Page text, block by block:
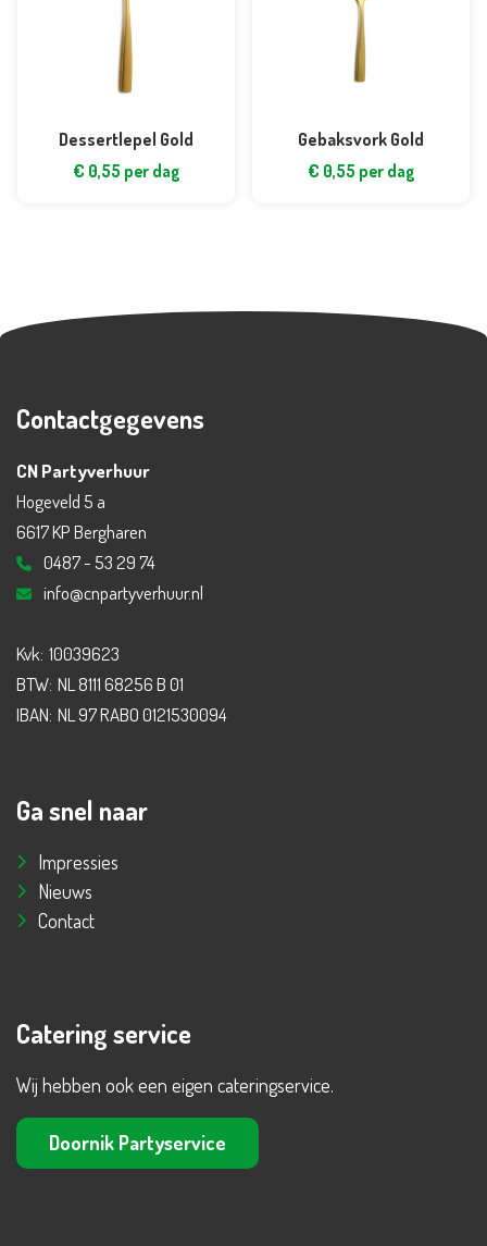
Dessertlepel Gold
€ 0,55 per dag
Gebaksvork Gold
€ 0,55 per dag
Contactgegevens
CN Partyverhuur
Hogeveld 5 a
6617 KP Bergharen
0487 - 53 29 74
info@cnpartyverhuur.nl
Kvk: 10039623
BTW: NL 8111 68256 B 01
IBAN: NL 97 RABO 0121530094
Ga snel naar
Impressies
Nieuws
Contact
Catering service
Wij hebben ook een eigen cateringservice.
Doornik Partyservice